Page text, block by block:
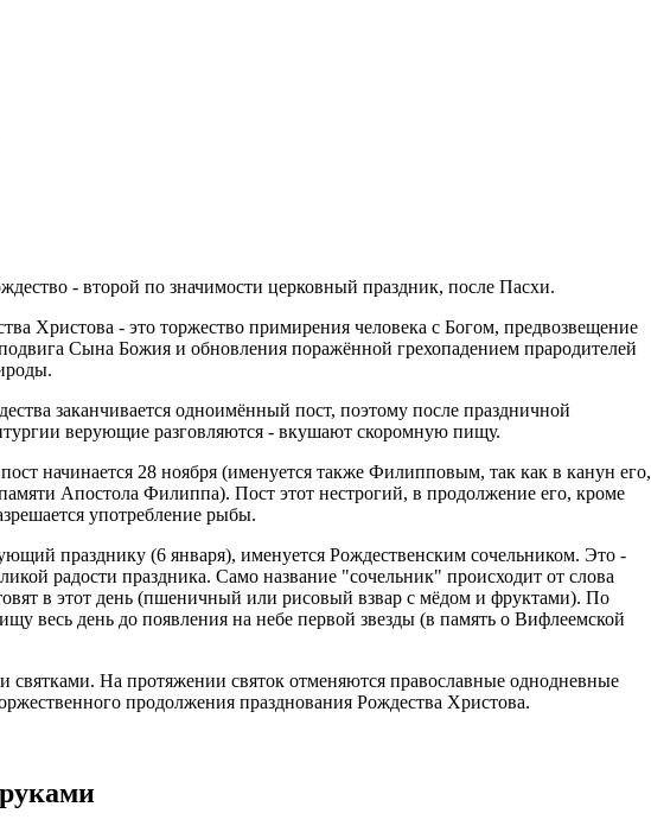
- второй по значимости церковный праздник, после Пасхи.
Христова - это торжество примирения человека с Богом, предвозвещение
Сына Божия и обновления поражённой грехопадением прародителей
заканчивается одноимённый пост, поэтому после праздничной
верующие разговляются - вкушают скоромную пищу.
начинается 28 ноября (именуется также Филипповым, так как в канун его,
Апостола Филиппа). Пост этот нестрогий, в продолжение его, кроме
употребление рыбы.
празднику (6 января), именуется Рождественским сочельником. Это -
радости праздника. Само название "сочельник" происходит от слова
в этот день (пшеничный или рисовый взвар с мёдом и фруктами). По
весь день до появления на небе первой звезды (в память о Вифлеемской
святками. На протяжении святок отменяются православные однодневные
продолжения празднования Рождества Христова.